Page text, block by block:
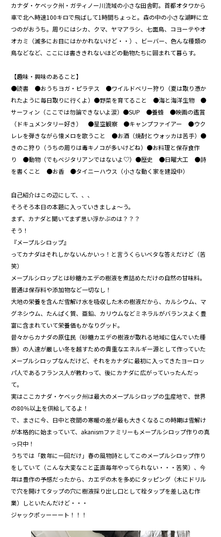
カナダ・ケベック州・ガティノー川流域の小さな田舎町。首都オタワから
車で北へ時速100キロで飛ばして1時間ちょっと。森の中の小さな湖畔に立
つのがおうち。周りにはシカ、クマ、ヤマアラシ、七面鳥、コヨーテやオ
オカミ（滅多にお目にはかかれないけど・・）、ビーバー、色んな種類の
鳥などなど、ここには書ききれないほどの動物たちに囲まれて暮らす。
【趣味・興味のあること】
●読書 ●おうちヨガ・ピラテス ●ワイルドベリー狩り（夏は取り憑か
れたように毎日取りに行くよ）●野菜を育てること ●海と海洋生物 ●
サーフィン（ここでは勿論できないよ涙）●SUP ●養蜂 ●映画の鑑賞
（ドキュメンタリー好き） ●星空観察 ●キャンプファイアー ●ウク
レレを弾きながら懐メロを歌うこと ●お酒（焼酎とウォッカは苦手）●
きのこ狩り（うちの周りは毒キノコが多いけどね）●お料理と保存食作
り ●動物（でもベジタリアンではないよ♡）●歴史 ●日曜大工 ●詩
を書くこと ●お香 ●タイニーハウス（小さな動く家を建設中）
自己紹介はこの辺にして、、、
そろそろ本日の本題に入っていきましょ～う。
まず、カナダと聞いてまず思い浮かぶのは？？？
そう！
『メープルシロップ』
ってカナダはそれしかないんかいっ！と言うくらいベタな答えだけど（苦
笑）
メープルシロップとは砂糖カエデの樹液を煮詰めただけの自然の甘味料。
普通は保存料や添加物など一切なし！
大地の栄養を含んだ雪解け水を吸収した木の樹液だから、カルシウム、マ
グネシウム、たんぱく質、亜鉛、カリウムなどミネラルがバランスよく豊
富に含まれていて栄養価もかなりグッド。
昔々からカナダの原住民（砂糖カエデの樹液が取れる地域に住んでいた種
族）の人達が厳しい冬を越すための貴重なエネルギー源として作っていた
メープルシロップなんだけど、それをカナダに最初に入ってきたヨーロッ
パ人であるフランス人が教わって、後にカナダに広がっていったんだっ
て。
実はここカナダ・ケベック州は最大のメープルシロップの生産地で、世界
の80％以上を供給してるよ！
で、まさに今、日中と夜間の寒暖の差が最も大きくなるこの時期は雪解け
が本格的に始まっていて、akanismファミリーもメープルシロップ作りの真
っ只中！
うちでは「数年に一回だけ」春の風物詩としてこのメープルシロップ作り
をしていて（こんな大変なこと正直毎年やってられない・・・苦笑）、今
年は豊作の予感だったから、カエデの木を多めにタッピング（木にドリル
で穴を開けてタップの穴に樹液採り出し口として栓タップを差し込む作
業）しといたんだけど・・・
ジャックポッーーート！！！